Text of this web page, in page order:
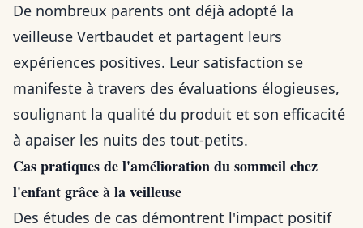
De nombreux parents ont déjà adopté la
veilleuse Vertbaudet et partagent leurs
expériences positives. Leur satisfaction se
manifeste à travers des évaluations élogieuses,
soulignant la qualité du produit et son efficacité
à apaiser les nuits des tout-petits.
Cas pratiques de l'amélioration du sommeil chez
l'enfant grâce à la veilleuse
Des études de cas démontrent l'impact positif